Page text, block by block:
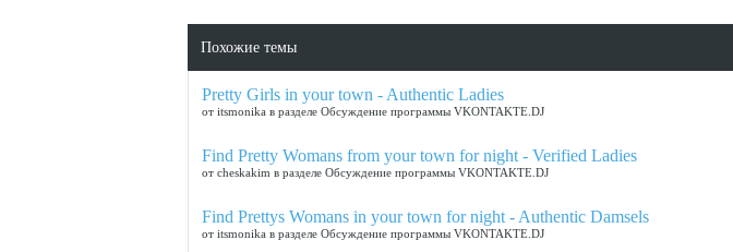
Похожие темы
Pretty Girls in your town - Authentic Ladies
от itsmonika в разделе Обсуждение программы VKONTAKTE.DJ
Find Pretty Womans from your town for night - Verified Ladies
от cheskakim в разделе Обсуждение программы VKONTAKTE.DJ
Find Prettys Womans in your town for night - Authentic Damsels
от itsmonika в разделе Обсуждение программы VKONTAKTE.DJ